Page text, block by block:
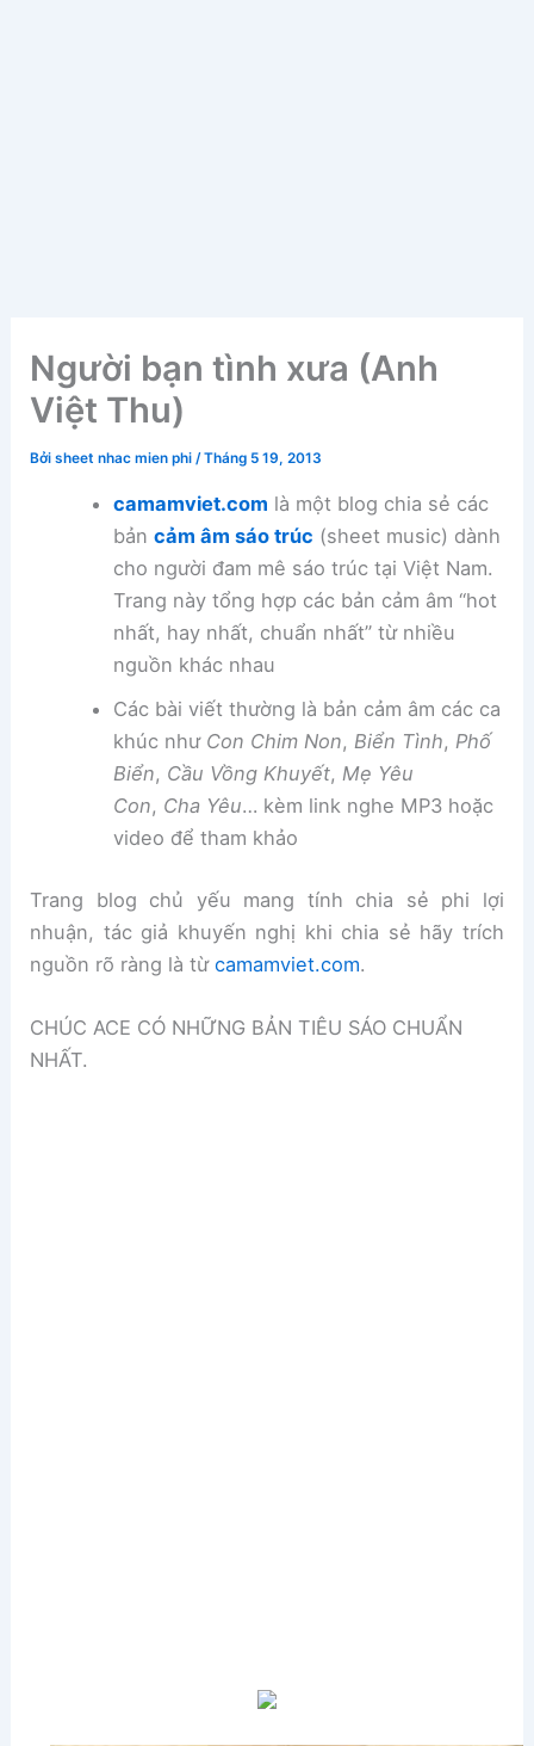
Người bạn tình xưa (Anh
Việt Thu)
Bởisheet nhac mien phi/Tháng 5 19, 2013
camamviet.com là một blog chia sẻ các
bản cảm âm sáo trúc (sheet music) dành
cho người đam mê sáo trúc tại Việt Nam.
Trang này tổng hợp các bản cảm âm “hot
nhất, hay nhất, chuẩn nhất” từ nhiều
nguồn khác nhau
Các bài viết thường là bản cảm âm các ca
khúc như Con Chim Non, Biển Tình, Phố
Biển, Cầu Vồng Khuyết, Mẹ Yêu
Con, Cha Yêu… kèm link nghe MP3 hoặc
video để tham khảo
Trang blog chủ yếu mang tính chia sẻ phi lợi
nhuận, tác giả khuyến nghị khi chia sẻ hãy trích
nguồn rõ ràng là từcamamviet.com.
CHÚC ACE CÓ NHỮNG BẢN TIÊU SÁO CHUẨN
NHẤT.